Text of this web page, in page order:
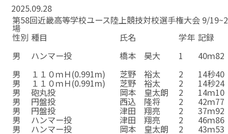
2025.09.28
第58回近畿高等学校ユース陸上競技対校選手権大会 9/
場
性別 種目 氏名 学年 記録
男 ハンマー投 橋本 昊大 1 40ｍ82
男 １１０ｍＨ(0.991m) 芝野 裕太 2 14秒40
男 １１０ｍＨ(0.991m) 芝野 裕太 2 14秒24
男 砲丸投 岡本 皇太朗 2 14ｍ10
男 円盤投 西込 隆将 2 42ｍ77
男 円盤投 津田 翔亮 2 37ｍ92
男 ハンマー投 津田 翔亮 2 46ｍ86
男 ハンマー投 岡本 皇太朗 2 43ｍ53